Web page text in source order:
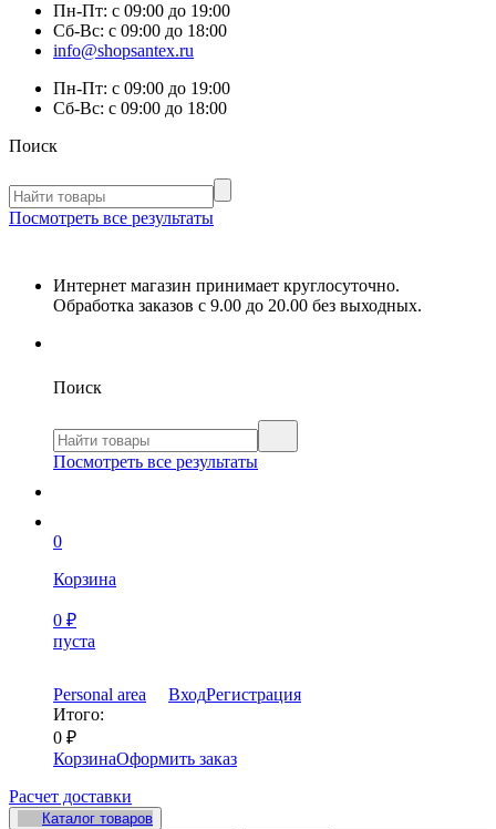
Пн-Пт: с 09:00 до 19:00
Сб-Вс: с 09:00 до 18:00
info@shopsantex.ru
Пн-Пт: с 09:00 до 19:00
Сб-Вс: с 09:00 до 18:00
Поиск
Посмотреть все результаты
Интернет магазин принимает круглосуточно.
Обработка заказов с 9.00 до 20.00 без выходных.
Поиск
Посмотреть все результаты
0
Корзина
0 ₽
пуста
Personal area ВходРегистрация
Итого:
0 ₽
КорзинаОформить заказ
Расчет доставки
Каталог товаров